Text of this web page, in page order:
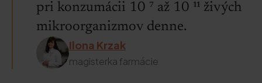
pri konzumácii 10 ⁷ až 10 ¹¹ živých
mikroorganizmov denne.
Ilona Krzak
magisterka farmácie